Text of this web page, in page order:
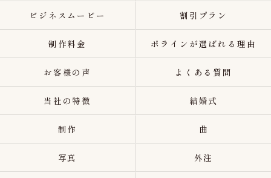
ビジネスムービー 割引プラン
制作料金 ポラインが選ばれる理由
お客様の声 よくある質問
当社の特徴 結婚式
制作 曲
写真 外注